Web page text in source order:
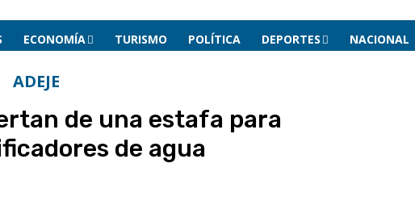
ECONOMÍA TURISMO POLÍTICA DEPORTES NACIONAL
ADEJE
de una estafa para
de agua